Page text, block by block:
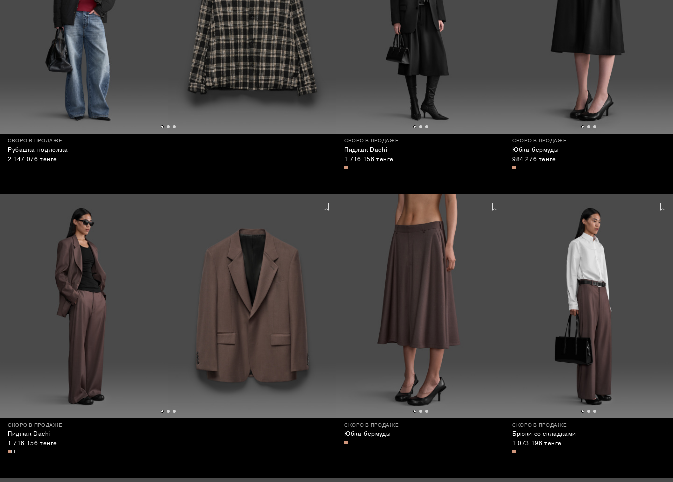
СКОРО В ПРОДАЖЕ
Рубашка-подложка
2 147 076 тенге
СКОРО В ПРОДАЖЕ
Пиджак Dachi
1 716 156 тенге
СКОРО В ПРОДАЖЕ
Юбка-бермуды
984 276 тенге
СКОРО В ПРОДАЖЕ
Пиджак Dachi
1 716 156 тенге
СКОРО В ПРОДАЖЕ
Юбка-бермуды
СКОРО В ПРОДАЖЕ
Брюки со складками
1 073 196 тенге